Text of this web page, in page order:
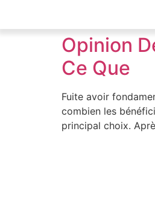
Opinion
Ce Que
Fuite avoir
combien les
principal choix.